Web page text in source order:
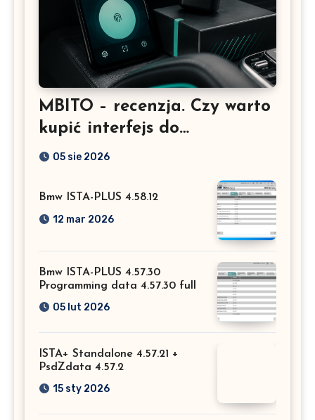
MBITO – recenzja. Czy warto
kupić interfejs do
Mercedesa? Test, opinia i
05 sie 2026
Bmw ISTA-PLUS 4.58.12
12 mar 2026
Bmw ISTA-PLUS 4.57.30
Programming data 4.57.30 full
05 lut 2026
ISTA+ Standalone 4.57.21 +
PsdZdata 4.57.2
15 sty 2026